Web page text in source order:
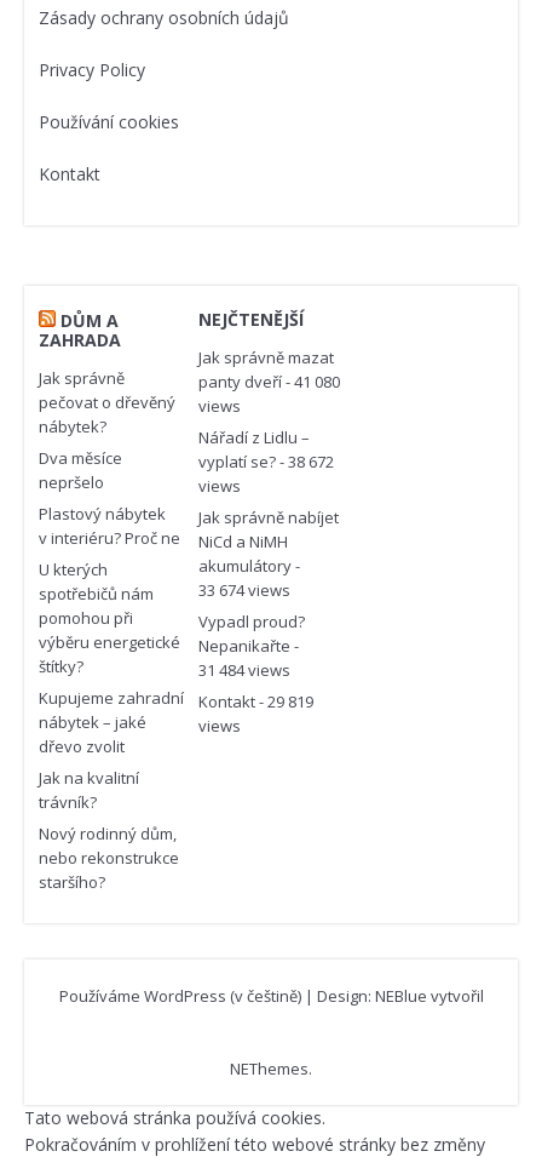
Zásady ochrany osobních údajů
Privacy Policy
Používání cookies
Kontakt
DŮM A
ZAHRADA
Jak správně
pečovat o dřevěný
nábytek?
Dva měsíce
nepršelo
Plastový nábytek
v interiéru? Proč ne
U kterých
spotřebičů nám
pomohou při
výběru energetické
štítky?
Kupujeme zahradní
nábytek – jaké
dřevo zvolit
Jak na kvalitní
trávník?
Nový rodinný dům,
nebo rekonstrukce
staršího?
NEJČTENĚJŠÍ
Jak správně mazat
panty dveří- 41 080
views
Nářadí z Lidlu –
vyplatí se?- 38 672
views
Jak správně nabíjet
NiCd a NiMH
akumulátory-
33 674 views
Vypadl proud?
Nepanikařte -
31 484 views
Kontakt- 29 819
views
Používáme WordPress (v češtině) | Design: NEBlue vytvořil
NEThemes.
Tato webová stránka používá cookies.
Pokračováním v prohlížení této webové stránky bez změny